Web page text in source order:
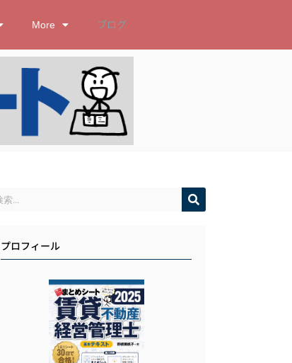
More ブログ
プロフィール